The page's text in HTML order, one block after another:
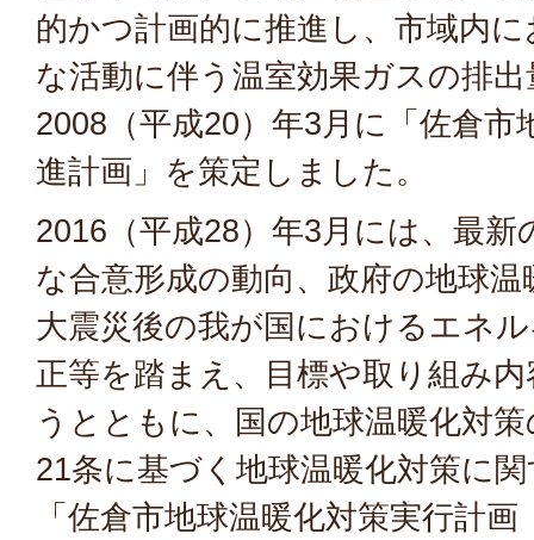
的かつ計画的に推進し、市域内
な活動に伴う温室効果ガスの排
2008（平成20）年3月に「佐倉市
進計画」を策定しました。
2016（平成28）年3月には、最新
な合意形成の動向、政府の地球
大震災後の我が国におけるエネ
正等を踏まえ、目標や取り組み
うとともに、国の地球温暖化対
21条に基づく地球温暖化対策に
「佐倉市地球温暖化対策実行計